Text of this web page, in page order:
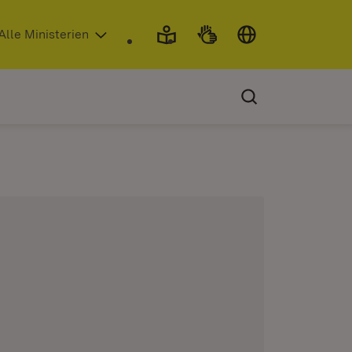
neuem Fenster)
Ministerien